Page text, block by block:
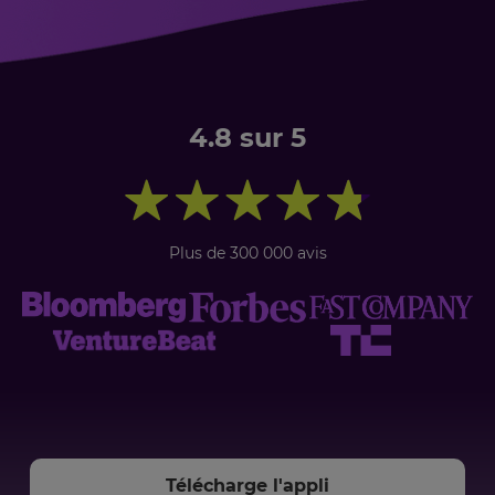
4.8 sur 5
Plus de 300 000 avis
Télécharge l'appli